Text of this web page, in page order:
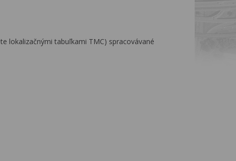
lokalizačnými tabuľkami TMC) spracovávané